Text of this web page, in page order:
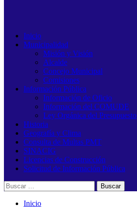
Inicio
Municipalidad
Misión y Visión
Alcalde
Concejo Municipal
Comisiones
Información Pública
Información de Oficio
Información del COMUDE
Ley Orgánica del Presupuesto
Historia
Geografía y Clima
Consulta de Multas PMT
SINACIG
Licencias de Construcción
Solicitud de Información Pública
Buscar:
Inicio